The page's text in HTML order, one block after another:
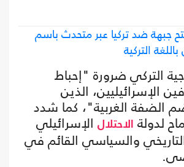
جبهة ضد تركيا عبر متحدث باسم
التركية
التركي ضرورة "إحباط
الإسرائيليين، الذين
الضفة الغربية"، كما شدد
لدولة الاحتلال الإسرائيلي
والسياسي القائم في